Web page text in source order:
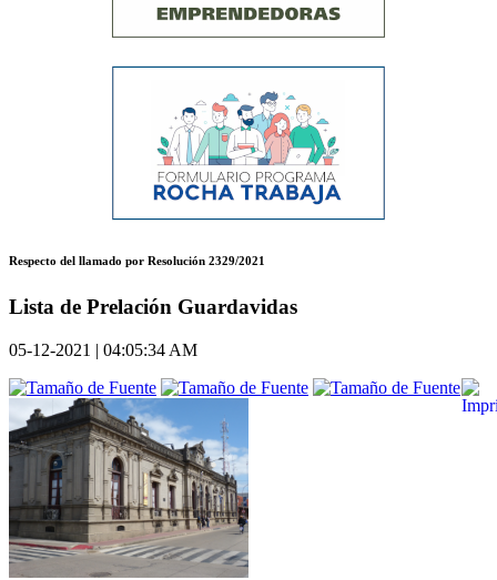
Respecto del llamado por Resolución 2329/2021
Lista de Prelación Guardavidas
05-12-2021 | 04:05:34 AM